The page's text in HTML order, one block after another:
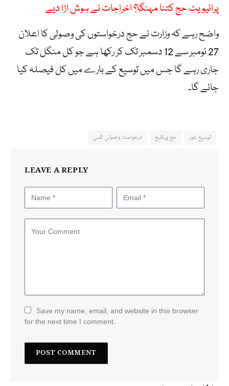
پرائیویٹ حج کتنا مہنگا؟ اخراجات نے ہوش اڑا دیے
واضح رہے کہ وزارت نے حج درخواستوں کی وصولی کا اعلان
27 نومبر سے 12 دسمبر تک کر رکھا ہے جو کل منگل تک
جاری رہے گا جس میں توسیع کے بارے میں کل فیصلہ کیا
جائے گا۔
توسیع غور حج پیکیج درخواست وصولی کمی
LEAVE A REPLY
Save my name, email, and website in this browser
for the next time I comment.